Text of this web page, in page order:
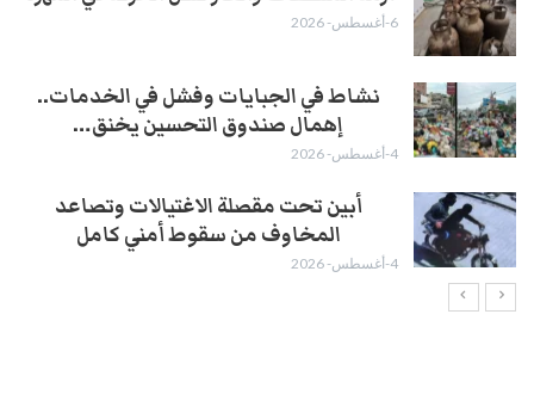
6-أغسطس- 2026
نشاط في الجبايات وفشل في الخدمات..
إهمال صندوق التحسين يخنق…
4-أغسطس- 2026
أبين تحت مقصلة الاغتيالات وتصاعد
المخاوف من سقوط أمني كامل
4-أغسطس- 2026